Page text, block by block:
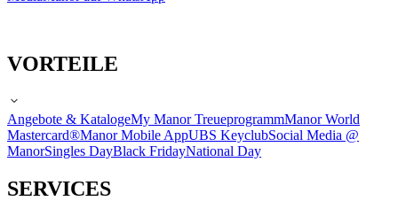
VORTEILE
Angebote & KatalogeMy Manor TreueprogrammManor World
Mastercard®Manor Mobile AppUBS KeyclubSocial Media @
ManorSingles DayBlack FridayNational Day
SERVICES